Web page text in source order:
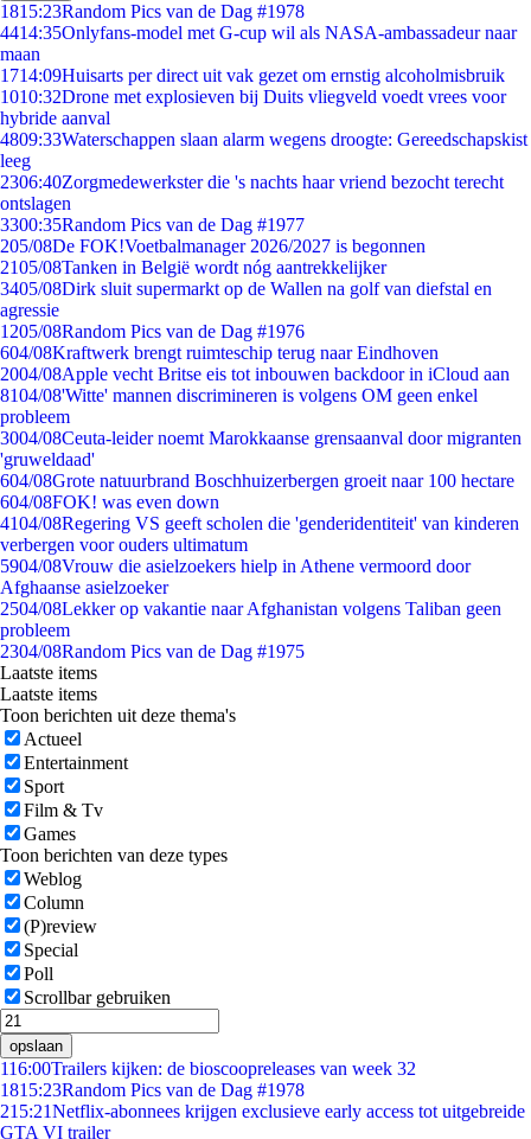
1815:23Random Pics van de Dag #1978
4414:35Onlyfans-model met G-cup wil als NASA-ambassadeur naar
maan
1714:09Huisarts per direct uit vak gezet om ernstig alcoholmisbruik
1010:32Drone met explosieven bij Duits vliegveld voedt vrees voor
hybride aanval
4809:33Waterschappen slaan alarm wegens droogte: Gereedschapskist
leeg
2306:40Zorgmedewerkster die 's nachts haar vriend bezocht terecht
ontslagen
3300:35Random Pics van de Dag #1977
205/08De FOK!Voetbalmanager 2026/2027 is begonnen
2105/08Tanken in België wordt nóg aantrekkelijker
3405/08Dirk sluit supermarkt op de Wallen na golf van diefstal en
agressie
1205/08Random Pics van de Dag #1976
604/08Kraftwerk brengt ruimteschip terug naar Eindhoven
2004/08Apple vecht Britse eis tot inbouwen backdoor in iCloud aan
8104/08'Witte' mannen discrimineren is volgens OM geen enkel
probleem
3004/08Ceuta-leider noemt Marokkaanse grensaanval door migranten
'gruweldaad'
604/08Grote natuurbrand Boschhuizerbergen groeit naar 100 hectare
604/08FOK! was even down
4104/08Regering VS geeft scholen die 'genderidentiteit' van kinderen
verbergen voor ouders ultimatum
5904/08Vrouw die asielzoekers hielp in Athene vermoord door
Afghaanse asielzoeker
2504/08Lekker op vakantie naar Afghanistan volgens Taliban geen
probleem
2304/08Random Pics van de Dag #1975
Laatste items
Laatste items
Toon berichten uit deze thema's
Actueel
Entertainment
Sport
Film & Tv
Games
Toon berichten van deze types
Weblog
Column
(P)review
Special
Poll
Scrollbar gebruiken
opslaan
116:00Trailers kijken: de bioscoopreleases van week 32
1815:23Random Pics van de Dag #1978
215:21Netflix-abonnees krijgen exclusieve early access tot uitgebreide
GTA VI trailer